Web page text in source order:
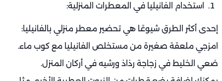
استخدام الفانيليا في المعطرات المنزلية:
إحدى أكثر الطرق شيوعًا هي تحضير معطر منزلي بالفانيليا:
امزجي ملعقة صغيرة من مستخلص الفانيليا مع كوب ماء.
ضعي الخليط في زجاجة رذاذ ورشيه في أركان المنزل.